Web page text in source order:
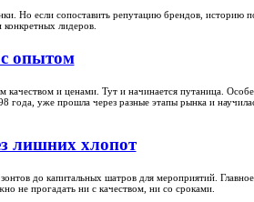
Но если сопоставить репутацию брендов, историю
лидеров.
опытом
и ценами. Тут и начинается путаница.
уже прошла через разные этапы рынка и
лишних хлопот
до капитальных шатров для мероприятий.
не прогадать ни с качеством, ни со сроками.